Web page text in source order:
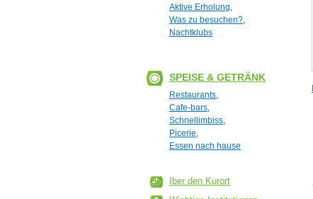
Aktive Erholung,
Was zu besuchen?,
Nachtklubs
SPEISE & GETRÄNK
Restaurants,
Cafe-bars,
Schnellimbiss,
Picerie,
Essen nach hause
Iber den Kurort